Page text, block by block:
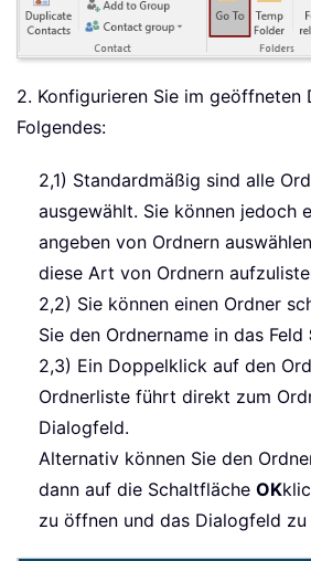
2. Konfigurieren Sie im geöffneten
Folgendes:
2,1) Standardmäßig sind alle
ausgewählt. Sie können jedoch
angeben von Ordnern
diese Art von Ordnern
2,2) Sie können einen Ordner
Sie den Ordnername in das Feld
2,3) Ein Doppelklick auf den
Ordnerliste führt direkt zum
Dialogfeld.
Alternativ können Sie den
dann auf die Schaltfläche OK
zu öffnen und das Dialogfeld zu